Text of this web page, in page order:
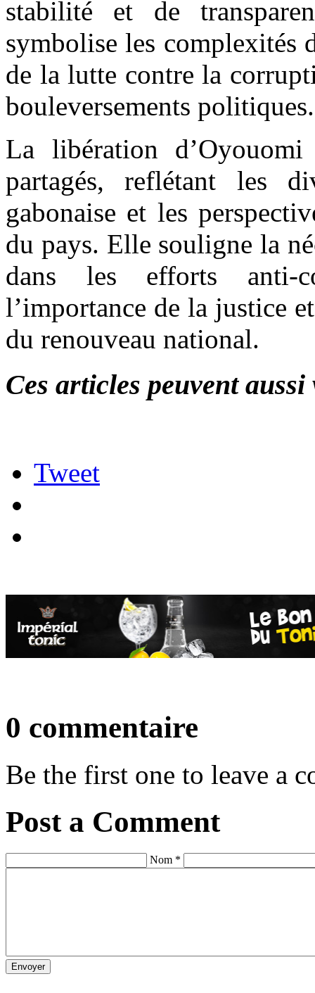
stabilité et de
symbolise les complexités
de la lutte contre la
bouleversements politiques.
La libération
partagés, reflétant les
gabonaise et les
du pays. Elle souligne la
dans les efforts anti-
l’importance de la justice
du renouveau national.
Ces articles peuvent
Tweet
0 commentaire
Be the first one to leave a
Post a Comment
Nom *